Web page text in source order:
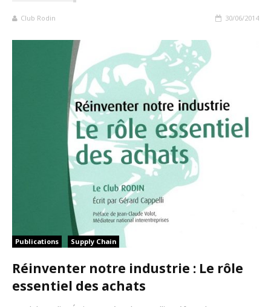
Club Rodin 30/06/2014
Publications Supply Chain
Réinventer notre industrie : Le rôle
essentiel des achats